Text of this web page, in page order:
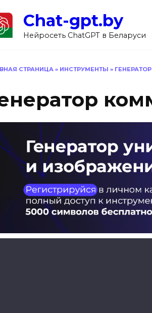
Chat-gpt.by
Нейросеть ChatGPT в Беларуси
СТРАНИЦА » ИНСТРУМЕНТЫ »